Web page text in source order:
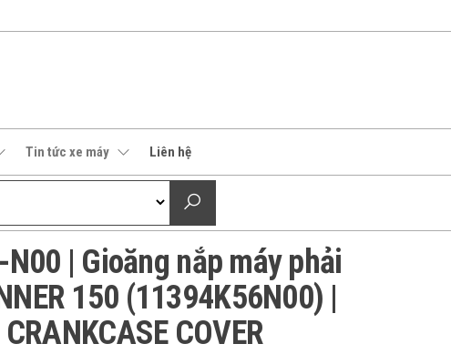
Tin tức xe máy Liên hệ
| Gioăng nắp máy phải
150 (11394K56N00) |
COVER